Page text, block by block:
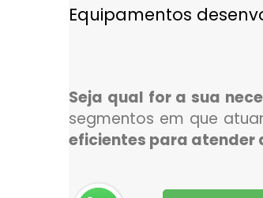
Equipamentos
Seja qual for a sua
segmentos em que
eficientes para atender